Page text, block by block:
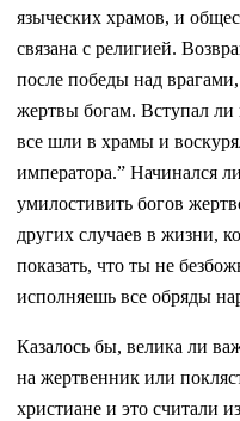
языческих храмов, и
связана с религией.
после победы над
жертвы богам. Вступал
все шли в храмы и
императора.” Начинался
умилостивить богов
других случаев в жизни,
показать, что ты не
исполняешь все обряды
Казалось бы, велика ли
на жертвенник или
христиане и это считали